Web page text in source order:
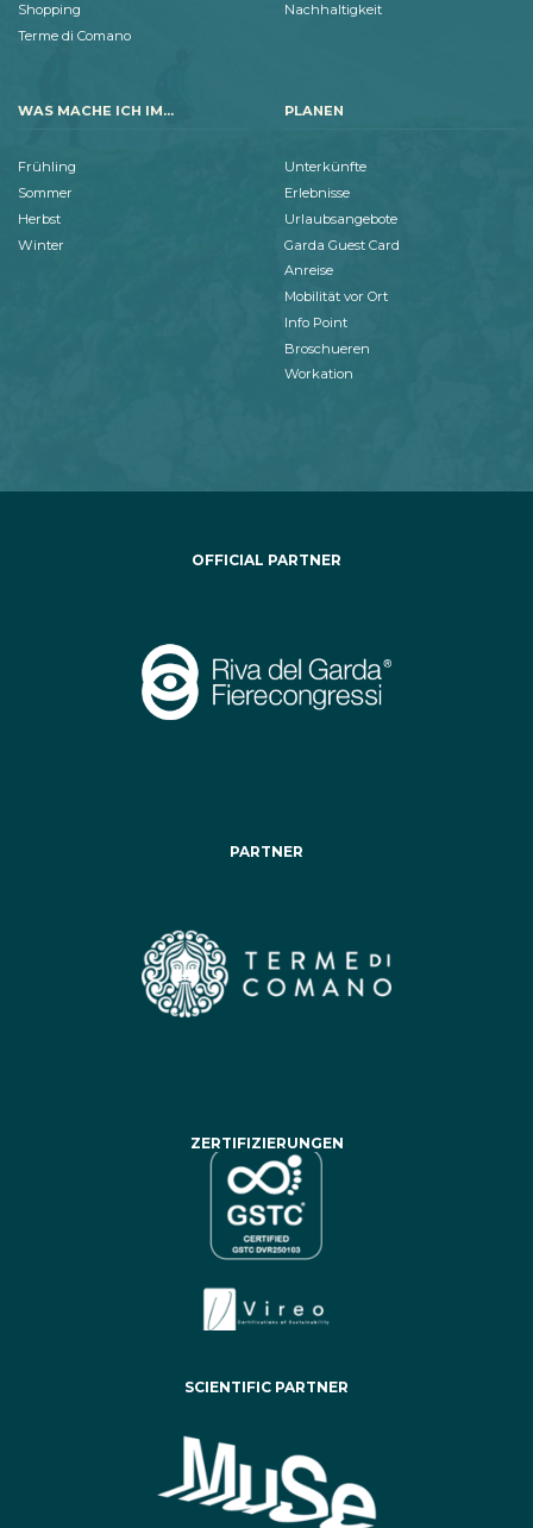
Shopping
Terme di Comano
Nachhaltigkeit
WAS MACHE ICH IM...
Frühling
Sommer
Herbst
Winter
PLANEN
Unterkünfte
Erlebnisse
Urlaubsangebote
Garda Guest Card
Anreise
Mobilität vor Ort
Info Point
Broschueren
Workation
OFFICIAL PARTNER
PARTNER
ZERTIFIZIERUNGEN
SCIENTIFIC PARTNER